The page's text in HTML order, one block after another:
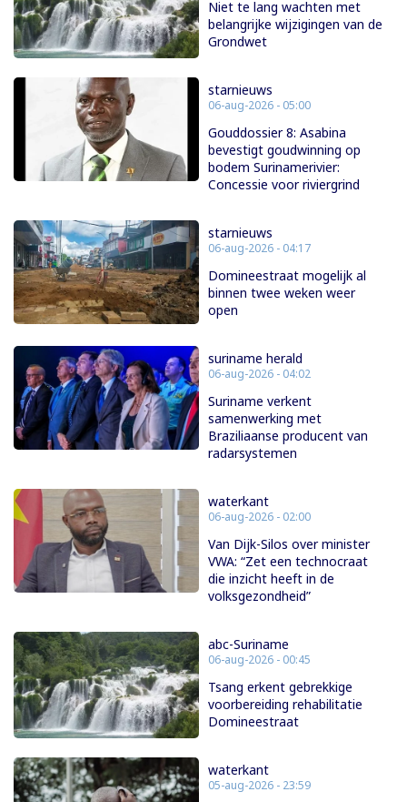
Niet te lang wachten met
belangrijke wijzigingen van de
Grondwet
starnieuws
06-aug-2026 - 05:00
Gouddossier 8: Asabina
bevestigt goudwinning op
bodem Surinamerivier:
Concessie voor riviergrind
starnieuws
06-aug-2026 - 04:17
Domineestraat mogelijk al
binnen twee weken weer
open
suriname herald
06-aug-2026 - 04:02
Suriname verkent
samenwerking met
Braziliaanse producent van
radarsystemen
waterkant
06-aug-2026 - 02:00
Van Dijk-Silos over minister
VWA: “Zet een technocraat
die inzicht heeft in de
volksgezondheid”
abc-Suriname
06-aug-2026 - 00:45
Tsang erkent gebrekkige
voorbereiding rehabilitatie
Domineestraat
waterkant
05-aug-2026 - 23:59